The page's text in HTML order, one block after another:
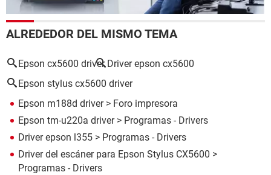
ALREDEDOR DEL MISMO TEMA
Epson cx5600 driver Driver epson cx5600
Epson stylus cx5600 driver
Epson m188d driver> Foro impresora
Epson tm-u220a driver> Programas - Drivers
Driver epson l355 > Programas - Drivers
Driver del escáner para Epson Stylus CX5600 >
Programas - Drivers